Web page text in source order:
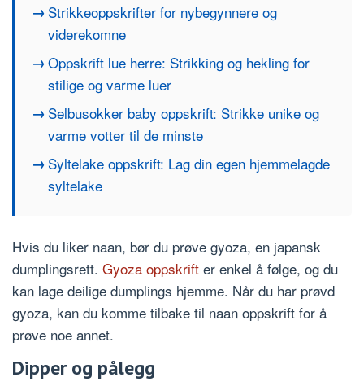
Strikkeoppskrifter for nybegynnere og
viderekomne
Oppskrift lue herre: Strikking og hekling for
stilige og varme luer
Selbusokker baby oppskrift: Strikke unike og
varme votter til de minste
Syltelake oppskrift: Lag din egen hjemmelagde
syltelake
Hvis du liker naan, bør du prøve gyoza, en japansk
dumplingsrett. Gyoza oppskrift er enkel å følge, og du
kan lage deilige dumplings hjemme. Når du har prøvd
gyoza, kan du komme tilbake til naan oppskrift for å
prøve noe annet.
Dipper og pålegg